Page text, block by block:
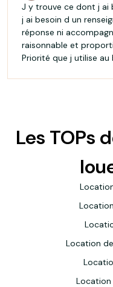
J y trouve ce dont j ai
j ai besoin d un renseignement, je ne
réponse ni
raisonnable et
Priorité que j utilise
Les TOPs
Location
Location